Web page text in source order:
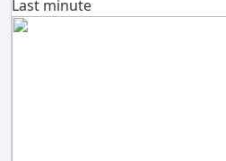
Last minute